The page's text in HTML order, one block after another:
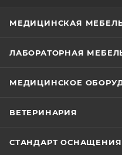
МЕДИЦИНСКАЯ
ЛАБОРАТОРНАЯ
МЕДИЦИНСКОЕ
ВЕТЕРИНАРИЯ
СТАНДАРТ